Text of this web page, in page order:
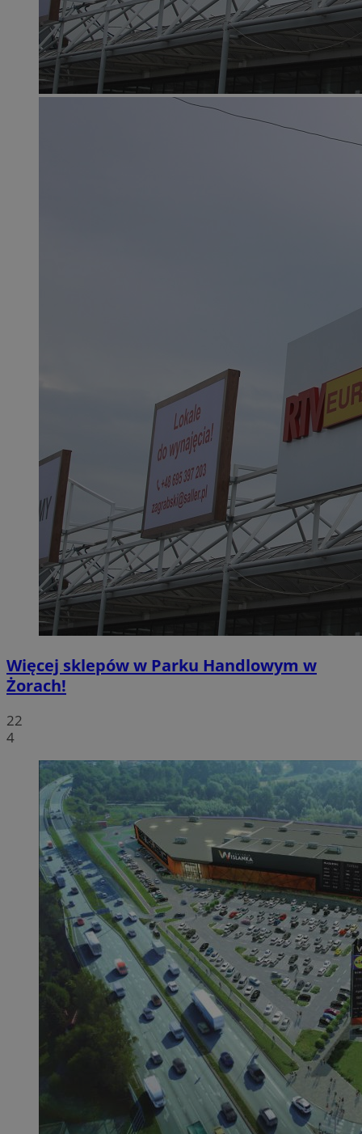
Więcej sklepów w Parku Handlowym w
Żorach!
22
4